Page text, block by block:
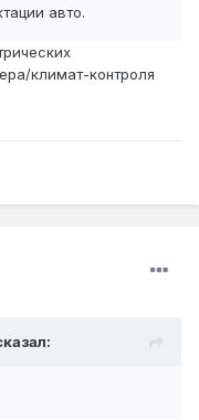
авто.
климат-контроля